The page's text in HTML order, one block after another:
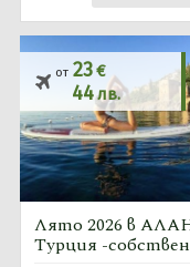
от 23€
44лв.
Лято 2026 в АЛАНИЯ,
Турция -собствен